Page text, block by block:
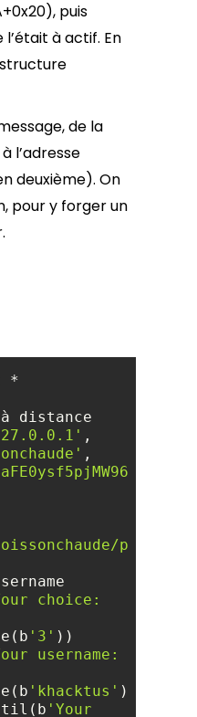
puis
l’était à actif. En
de la
l’adresse
deuxième). On
pour y forger un
program'
choice:
'3'
username:
'khacktus'
'Your